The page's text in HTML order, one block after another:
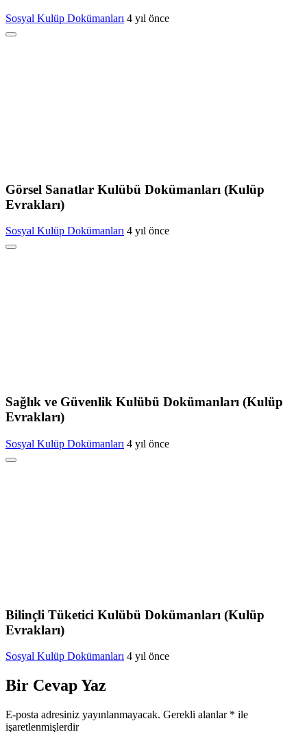
Sosyal Kulüp Dokümanları 4 yıl önce
Görsel Sanatlar Kulübü Dokümanları (Kulüp
Evrakları)
Sosyal Kulüp Dokümanları 4 yıl önce
Sağlık ve Güvenlik Kulübü Dokümanları (Kulüp
Evrakları)
Sosyal Kulüp Dokümanları 4 yıl önce
Bilinçli Tüketici Kulübü Dokümanları (Kulüp
Evrakları)
Sosyal Kulüp Dokümanları 4 yıl önce
Bir Cevap Yaz
E-posta adresiniz yayınlanmayacak. Gerekli alanlar * ile
işaretlenmişlerdir